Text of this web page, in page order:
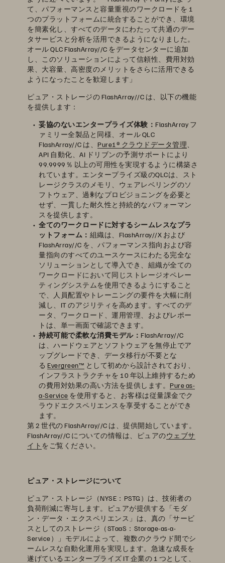
て、パフォーマンスと容量重視のワークロードを 1
つのプラットフォームに統合することができ、環境
を簡素化し、すべてのデータにわたって共通のデー
タサービスと分析を活用できるようになりました。
オール QLC FlashArray//C をデータセンターに追加
し、このソリューションによって信頼性、費用対効
果、大容量、高密度のメリットをさらに活用できる
ようになったことを歓迎します」
ピュア・ストレージの FlashArray//C は、以下の機能
を提供します：
妥協のないエンタープライズ体験： FlashArray フ
ァミリー全製品と同様、オール QLC
FlashArray//C は、 Pure1® クラウドデータ管理
API 自動化、AI ドリブンの予測サポートにより
99.9999％ 以上の可用性を実現するように構築さ
れています。エンタープライズ級のQLCは、スト
レージクラスのメモリ、ウェアレベリングのソ
フトウェア、過剰なプロビジョニングを必要と
せず、一貫した耐久性と持続的なパフォーマン
スを提供します。
全てのワークロードに対するシームレスなプラ
ットフォーム： 組織は、FlashArray//X および
FlashArray//C を、パフォーマンス指向および容
量指向のすべてのユースケースにわたる完全な
ソリューションとして導入でき、組織が全ての
ワークロードにおいて同じストレージオペレー
ティングシステムを使用できるようにすること
で、人員配置やトレーニングの要件を大幅に削
減し、IT のアジリティを高めます。すべてのデ
ータ、ワークロード、運用管理、およびレポー
トは、単一画面で確認できます。
持続可能で柔軟な消費モデル： FlashArray//C
は、ハードウェアとソフトウェアを無停止でア
ップグレードでき、データ移行が不要とな
る Evergreen™ として初めから設計されており、
インフラストラクチャを 10 年以上維持するため
の費用対効果の高い方法を提供します。 Pure as-
a-Service を使用すると、お客様は従量課金でク
ラウドエクスペリエンスを享受することができ
ます。
第 2 世代の FlashArray//C は、提供開始しています。
FlashArray//C についての情報は、ピュアのウェブサ
イト をご覧ください。
ピュア・ストレージについて
ピュア・ストレージ（NYSE：PSTG）は、技術者の
負荷削減に寄与します。ピュアが提供する「モダ
ン・データ・エクスペリエンス」は、真の「サービ
スとしてのストレージ（STaaS：Storage-as-a-
Service）」モデルによって、複数のクラウド間でシ
ームレスな自動化運用を実現します。急速な成長を
遂げているエンタープライズ IT 企業の 1 つとして、